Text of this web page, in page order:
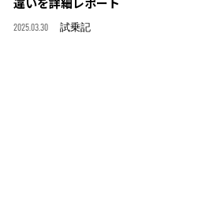
2025.03.30 試乗記